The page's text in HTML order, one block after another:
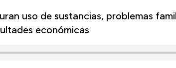
uso de sustancias, problemas
económicas